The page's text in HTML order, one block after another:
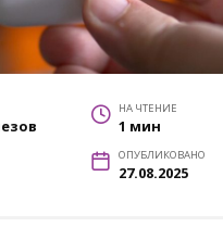
НА ЧТЕНИЕ
1 мин
ОПУБЛИКОВАНО
27.08.2025